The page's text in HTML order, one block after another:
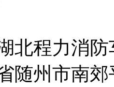
北程力消
随州市南